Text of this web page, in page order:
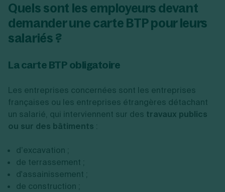
Quels sont les employeurs devant
demander une carte BTP pour leurs
salariés ?
La carte BTP obligatoire
Les entreprises concernées sont les entreprises
françaises ou les entreprises étrangères détachant
un salarié, qui interviennent sur des travaux publics
ou sur des bâtiments :
d’excavation ;
de terrassement ;
d'assainissement ;
de construction ;